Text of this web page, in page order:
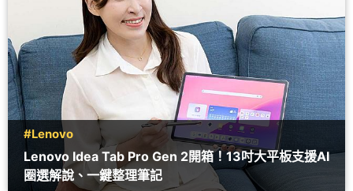
#Lenovo
Lenovo Idea Tab Pro Gen 2開箱！13吋大平板支援AI
圈選解說、一鍵整理筆記